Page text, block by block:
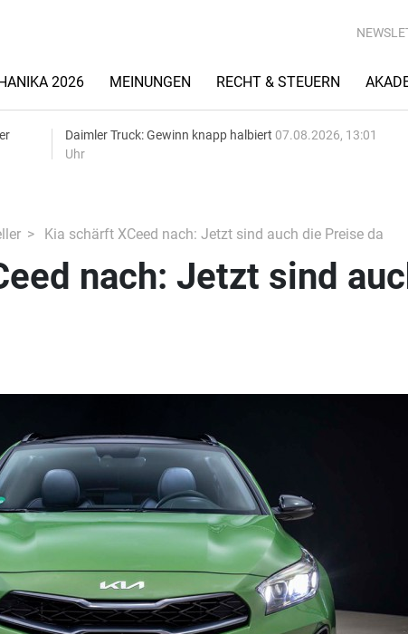
2026 MEINUNGEN RECHT & STEUERN
Daimler Truck: Gewinn knapp halbiert 07.08.2026, 13:01
Uhr
Kia schärft XCeed nach: Jetzt sind auch die Preise da
nach: Jetzt sind